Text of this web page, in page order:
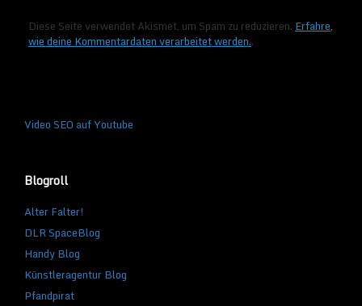
Diese Seite verwendet Akismet, um Spam zu reduzieren. Erfahre,
wie deine Kommentardaten verarbeitet werden..
Video SEO auf Youtube
Blogroll
Alter Falter!
DLR SpaceBlog
Handy Blog
Künstleragentur Blog
Pfandpirat